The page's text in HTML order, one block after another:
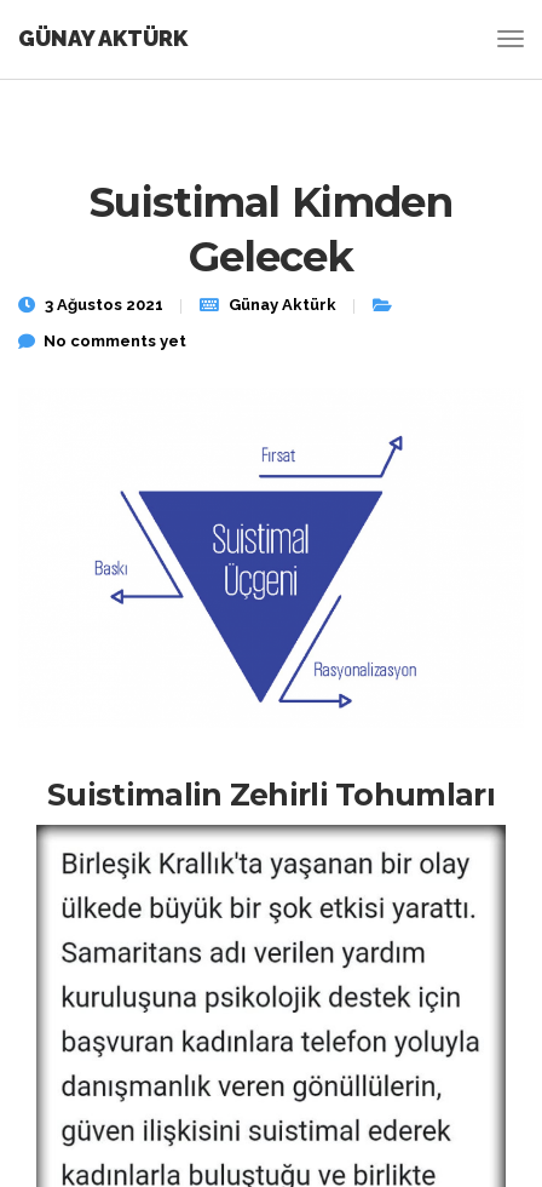
GÜNAY AKTÜRK
Suistimal Kimden
Gelecek
3 Ağustos 2021
Günay Aktürk
No comments yet
Suistimalin Zehirli Tohumları